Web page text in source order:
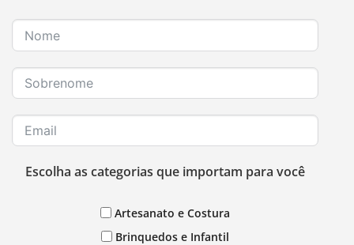
Escolha as categorias que importam para você
Artesanato e Costura
Brinquedos e Infantil